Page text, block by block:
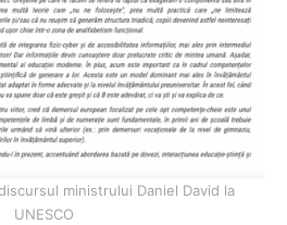
ministrului Daniel David la
UNESCO